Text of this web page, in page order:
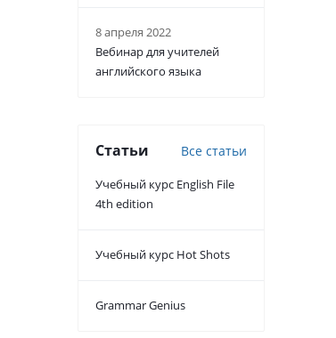
8 апреля 2022
Вебинар для учителей
английского языка
Статьи Все статьи
Учебный курс English File
4th edition
Учебный курс Hot Shots
Grammar Genius